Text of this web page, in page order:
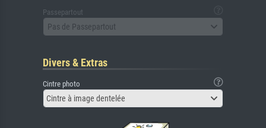
Passepartout
Pas de Passepartout
Divers & Extras
Cintre photo
Cintre à image dentelée